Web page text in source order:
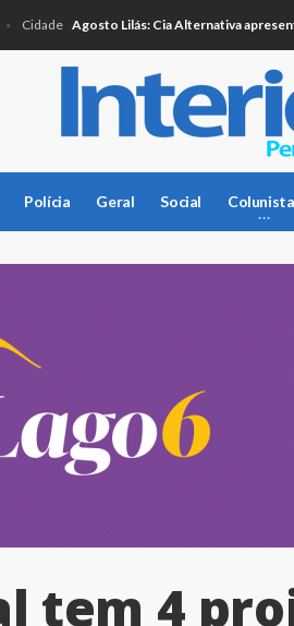
Agosto Lilás: Cia Alternativa apresenta
Polícia Geral Social
tem 4